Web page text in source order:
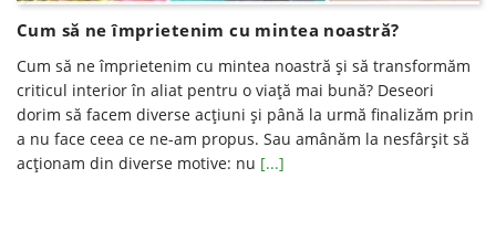
Cum să ne împrietenim cu mintea noastră?
Cum să ne împrietenim cu mintea noastră și să transformăm
criticul interior în aliat pentru o viață mai bună? Deseori
dorim să facem diverse acțiuni și până la urmă finalizăm prin
a nu face ceea ce ne-am propus. Sau amânăm la nesfârșit să
acționam din diverse motive: nu [...]